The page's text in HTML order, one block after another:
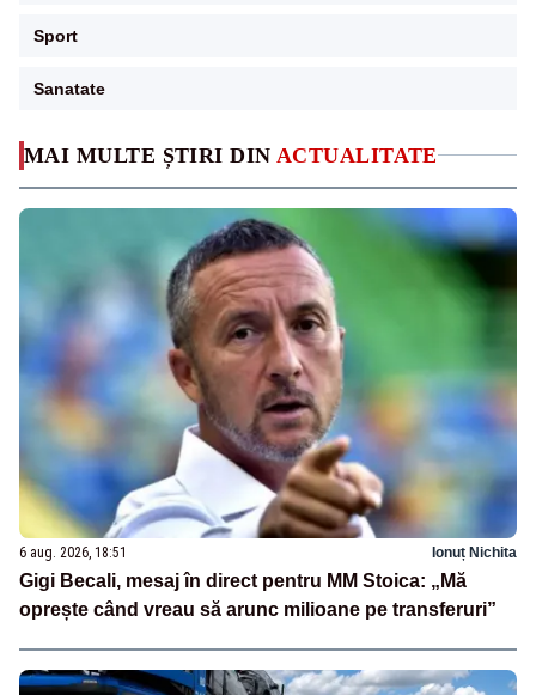
MAI MULTE ȘTIRI DIN ACTUALITATE
6 aug. 2026, 18:51 Ionuț Nichita
Gigi Becali, mesaj în direct pentru MM Stoica: „Mă
oprește când vreau să arunc milioane pe transferuri”
Sport
Sanatate